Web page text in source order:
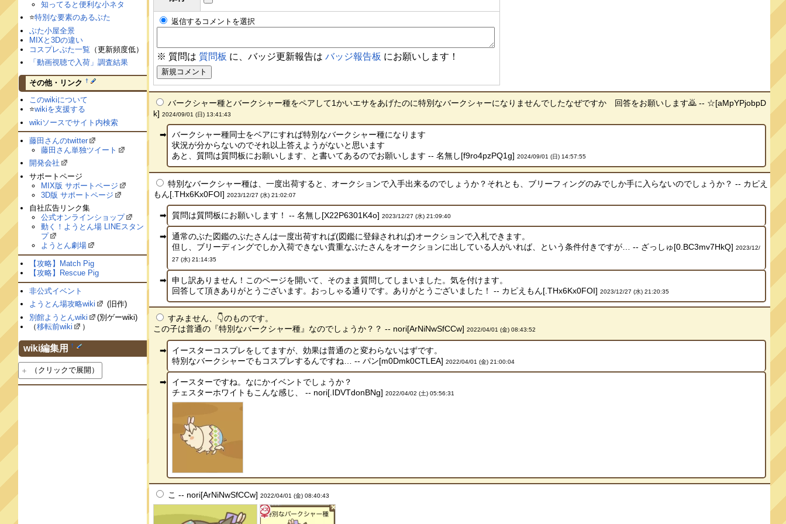
返信するコメントを選択
※ 質問は 質問板 に、バッジ更新報告はバッジ報告板 にお願いします！
バークシャー種とバークシャー種をペアして1かいエサをあげたのに特別なバークシャーになりませんでしたなぜですか 回答をお願いします🙇 -- ☆[aMpYPjobpD
k]2024/09/01 (日) 13:41:43
バークシャー種同士をベアにすれば特別なバークシャー種になります
状況が分からないのでそれ以上答えようがないと思います
あと、質問は質問板にお願いします、と書いてあるのでお願いします -- 名無し[f9ro4pzPQ1g]2024/09/01 (日) 14:57:55
特別なバークシャー種は、一度出荷すると、オークションで入手出来るのでしょうか？それとも、ブリーフィングのみでしか手に入らないのでしょうか？ -- カピえ
もん[.THx6Kx0FOI]2023/12/27 (水) 21:02:07
質問は質問板にお願いします！ -- 名無し[X22P6301K4o]2023/12/27 (水) 21:09:40
通常のぶた図鑑のぶたさんは一度出荷すれば(図鑑に登録されれば)オークションで入札できます。
但し、ブリーディングでしか入荷できない貴重なぶたさんをオークションに出している人がいれば、という条件付きですが… -- ざっしゅ[0.BC3mv7HkQ]2023/12/
27 (水) 21:14:35
申し訳ありません！このページを開いて、そのまま質問してしまいました。気を付けます。
回答して頂きありがとうございます。おっしゃる通りです。ありがとうございました！ -- カピえもん[.THx6Kx0FOI]2023/12/27 (水) 21:20:35
すみません、👇のものです。
この子は普通の『特別なバークシャー種』なのでしょうか？？ -- nori[ArNiNwSfCCw]2022/04/01 (金) 08:43:52
イースターコスプレをしてますが、効果は普通のと変わらないはずです。
特別なバークシャーでもコスプレするんですね… -- パン[m0Dmk0CTLEA]2022/04/01 (金) 21:00:04
イースターですね。なにかイベントでしょうか？
チェスターホワイトもこんな感じ、 -- nori[.IDVTdonBNg]2022/04/02 (土) 05:56:31
こ -- nori[ArNiNwSfCCw]2022/04/01 (金) 08:40:43
知ってると便利な小ネタ
⭐️特別な要素のあるぶた
ぶた小屋全景
MIXと3Dの違い
コスプレぶた一覧 （更新頻度低）
「動画視聴で入荷」調査結果
その他・リンク †
このwikiについて
⭐️wikiを支援する
wikiソースでサイト内検索
藤田さんのtwitter
藤田さん単独ツイート
開発会社
サポートページ
MIX版 サポートページ
3D版 サポートページ
自社広告リンク集
公式オンラインショップ
動く！ようとん場 LINEスタン
プ
ようとん劇場
【攻略】Match Pig
【攻略】Rescue Pig
非公式イベント
ようとん場攻略wiki
(旧作)
別館ようとんwiki
(別ゲーwiki)
（移転前wiki ）
wiki編集用 †
（クリックで展開）